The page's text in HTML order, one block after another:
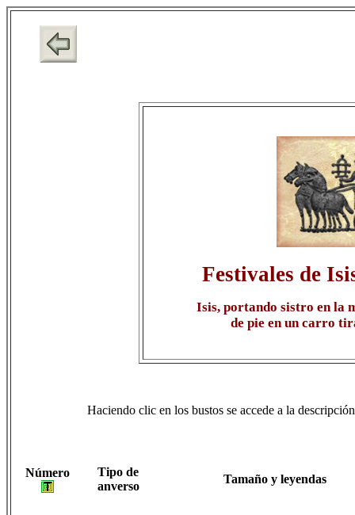
Festivales de
Isis, portando sistro en la
de pie en un carro
Haciendo clic en los bustos se accede a la
Número
Tipo de
anverso
Tamaño y leyendas